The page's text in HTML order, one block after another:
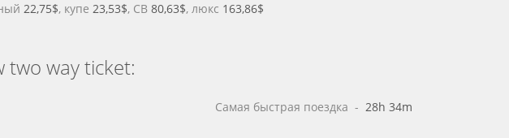
22,75$, купе 23,53$, СВ 80,63$, люкс 163,86$
two way ticket:
Самая быстрая поездка - 28h 34m